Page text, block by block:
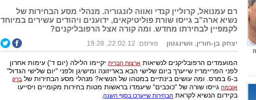
רם עמנואל, קרוליין קנדי ואווה לונגוריה. מנהלי מסע הבחירות של
נשיא ארה"ב גייסו שורת פוליטיקאים, ידוענים ויהודים עשירים במיוחד
לקמפיין לבחירתו מחדש. ומה קורה אצל הרפובליקנים?
יצחק בן-חורין, וושינגטון פורסם: 22.02.12, 19:28
המועמדים הרפובליקנים לנשיאות ארצות הבריתיקיימו הלילה (יום ד') עימות אחרון
לפני הפריימריז שייערך ביום שלישי הבא באריזונה ומישיגן ולפני "יום שלישי הגדול"
ב-6 במרס. ומה עושים בינתיים במטהו של הנשיא? מנהלי מסע הבחירות של
ברק
אובמהגייסו שורה של "כוכבים" שיעמדו בראשות מטות בחירות מקומיים ויסייעו
בקידום הנשיא לקראת הבחירות שייערכו בסוף השנה.